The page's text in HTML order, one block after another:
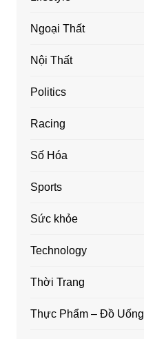
Ngoại Thất
Nội Thất
Politics
Racing
Số Hóa
Sports
Sức khỏe
Technology
Thời Trang
Thực Phẩm – Đồ Uống